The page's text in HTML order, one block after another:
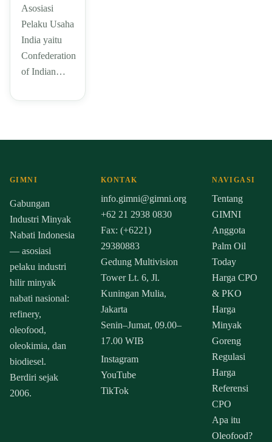
Asosiasi
Pelaku Usaha
India yaitu
Confederation
of Indian…
GIMNI
Gabungan
Industri Minyak
Nabati Indonesia
— asosiasi
pelaku industri
hilir minyak
nabati nasional:
refinery,
oleofood,
oleokimia, dan
biodiesel.
Berdiri sejak
2006.
KONTAK
info.gimni@gimni.org
+62 21 2938 0830
Fax: (+6221)
29380883
Gedung Multivision
Tower Lt. 6, Jl.
Kuningan Mulia,
Jakarta
Senin–Jumat, 09.00–
17.00 WIB
Instagram
YouTube
TikTok
NAVIGASI
Tentang
GIMNI
Anggota
Palm Oil
Today
Harga CPO
& PKO
Harga
Minyak
Goreng
Regulasi
Harga
Referensi
CPO
Apa itu
Oleofood?